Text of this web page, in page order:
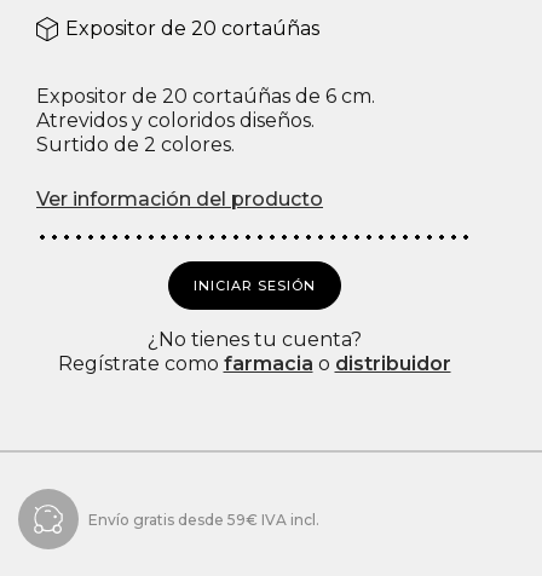
Expositor de 20 cortaúñas
Expositor de 20 cortaúñas de 6 cm.
Atrevidos y coloridos diseños.
Surtido de 2 colores.
Ver información del producto
INICIAR SESIÓN
¿No tienes tu cuenta?
Regístrate como farmacia o distribuidor
Envío gratis desde 59€ IVA incl.